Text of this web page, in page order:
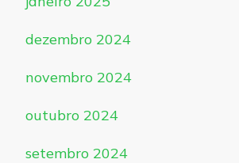
dezembro 2024
novembro 2024
outubro 2024
setembro 2024